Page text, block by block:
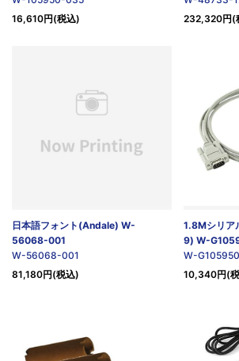
16,610円(税込)
232,320円(
日本語フォント(Andale) W-
56068-001
W-56068-001
81,180円(税込)
1.8Mシリア
9) W-
W-
10,340円(